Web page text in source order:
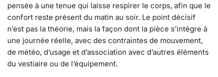
pensée à une tenue qui laisse respirer le corps, afin que le
confort reste présent du matin au soir. Le point décisif
n’est pas la théorie, mais la façon dont la pièce s’intègre à
une journée réelle, avec des contraintes de mouvement,
de météo, d’usage et d’association avec d’autres éléments
du vestiaire ou de l’équipement.